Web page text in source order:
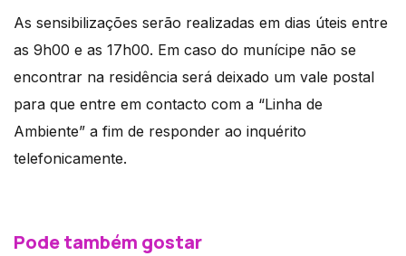
As sensibilizações serão realizadas em dias úteis entre
as 9h00 e as 17h00. Em caso do munícipe não se
encontrar na residência será deixado um vale postal
para que entre em contacto com a “Linha de
Ambiente” a fim de responder ao inquérito
telefonicamente.
Pode também gostar